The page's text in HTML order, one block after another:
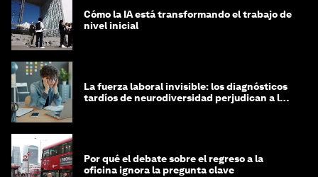
Cómo la IA está transformando el trabajo de
nivel inicial
La fuerza laboral invisible: los diagnósticos
tardíos de neurodiversidad perjudican a las
Por qué el debate sobre el regreso a la
oficina ignora la pregunta clave